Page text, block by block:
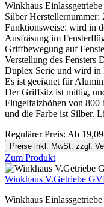
Winkhaus
Silber Herstellernummer:
Funktionsweise: wird in
Ausfräsung im
Griffbewegung auf
Verstellung des Fensters
Duplex Serie und wird in
Es ist geeignet für
Der Griffsitz ist mittig,
Flügelfalzhöhen von 800
und die Farbe ist Silber.
Regulärer Preis: Ab
Preise inkl. MwSt. zzgl.
Zum Produkt
Winkhaus V.Getriebe
Winkhaus